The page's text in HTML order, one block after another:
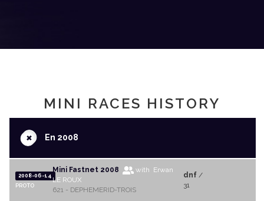
MINI RACES HISTORY
+En 2008
2008-06-14
PROTO
Mini Fastnet 2008
with Erwan
LE ROUX
621 - DEPHEMERID-TROIS
dnf/
31